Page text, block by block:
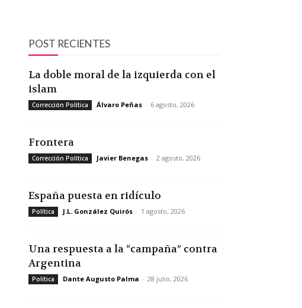
POST RECIENTES
La doble moral de la izquierda con el
islam
Corrección Política Álvaro Peñas - 6 agosto, 2026
Frontera
Corrección Política Javier Benegas - 2 agosto, 2026
España puesta en ridículo
Política J.L. González Quirós - 1 agosto, 2026
Una respuesta a la “campaña” contra
Argentina
Política Dante Augusto Palma - 28 julio, 2026